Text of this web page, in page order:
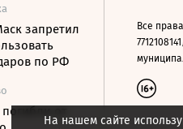
запретил
по РФ
от
На нашем сайте
Все